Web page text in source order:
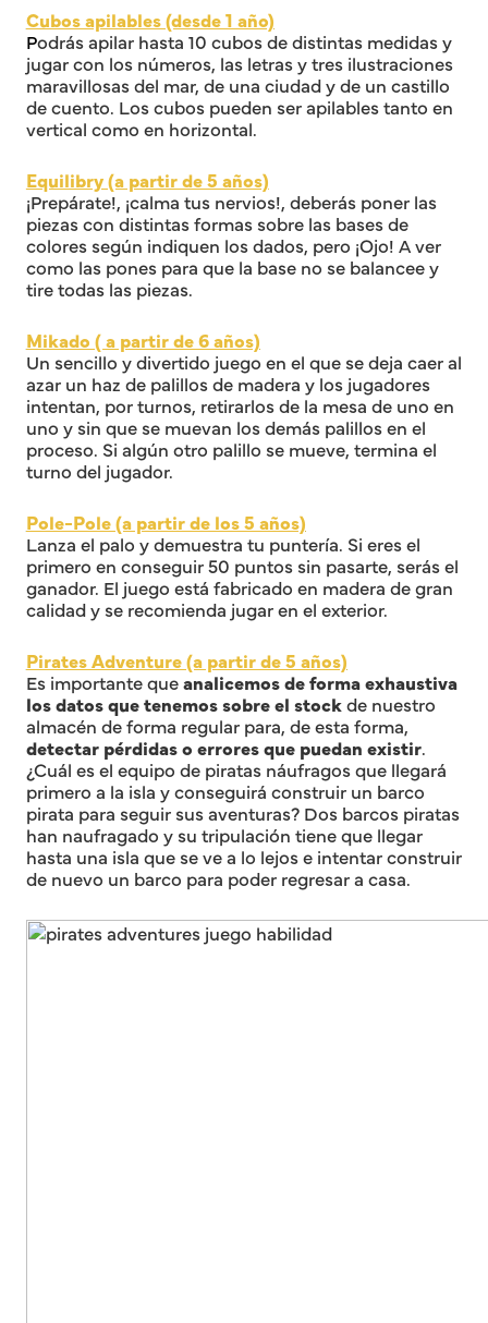
Cubos apilables (desde 1 año)
Podrás apilar hasta 10 cubos de distintas medidas y
jugar con los números, las letras y tres ilustraciones
maravillosas del mar, de una ciudad y de un castillo
de cuento. Los cubos pueden ser apilables tanto en
vertical como en horizontal.
Equilibry (a partir de 5 años)
¡Prepárate!, ¡calma tus nervios!, deberás poner las
piezas con distintas formas sobre las bases de
colores según indiquen los dados, pero ¡Ojo! A ver
como las pones para que la base no se balancee y
tire todas las piezas.
Mikado ( a partir de 6 años)
Un sencillo y divertido juego en el que se deja caer al
azar un haz de palillos de madera y los jugadores
intentan, por turnos, retirarlos de la mesa de uno en
uno y sin que se muevan los demás palillos en el
proceso. Si algún otro palillo se mueve, termina el
turno del jugador.
Pole-Pole (a partir de los 5 años)
Lanza el palo y demuestra tu puntería. Si eres el
primero en conseguir 50 puntos sin pasarte, serás el
ganador. El juego está fabricado en madera de gran
calidad y se recomienda jugar en el exterior.
Pirates Adventure (a partir de 5 años)
Es importante queanalicemos de forma exhaustiva
los datos que tenemos sobre el stockde nuestro
almacén de forma regular para, de esta forma,
detectar pérdidas o errores que puedan existir.
¿Cuál es el equipo de piratas náufragos que llegará
primero a la isla y conseguirá construir un barco
pirata para seguir sus aventuras? Dos barcos piratas
han naufragado y su tripulación tiene que llegar
hasta una isla que se ve a lo lejos e intentar construir
de nuevo un barco para poder regresar a casa.